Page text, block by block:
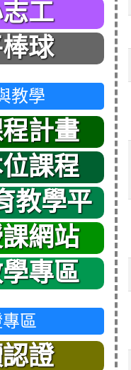
工
球
教學
計畫
課程
教學平
網站
專區
區
證